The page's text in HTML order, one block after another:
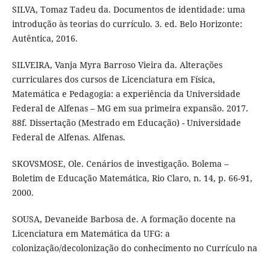
SILVA, Tomaz Tadeu da. Documentos de identidade: uma
introdução às teorias do currículo. 3. ed. Belo Horizonte:
Autêntica, 2016.
SILVEIRA, Vanja Myra Barroso Vieira da. Alterações
curriculares dos cursos de Licenciatura em Física,
Matemática e Pedagogia: a experiência da Universidade
Federal de Alfenas – MG em sua primeira expansão. 2017.
88f. Dissertação (Mestrado em Educação) - Universidade
Federal de Alfenas. Alfenas.
SKOVSMOSE, Ole. Cenários de investigação. Bolema –
Boletim de Educação Matemática, Rio Claro, n. 14, p. 66-91,
2000.
SOUSA, Devaneide Barbosa de. A formação docente na
Licenciatura em Matemática da UFG: a
colonização/decolonização do conhecimento no Currículo na